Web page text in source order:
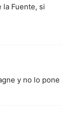
la Fuente, si
y no lo pone